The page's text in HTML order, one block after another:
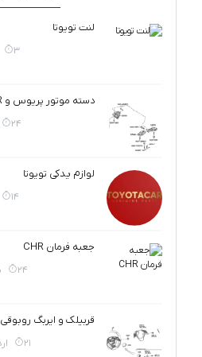
لنت تویوتا
3 مرداد 1405
دسته موتور پریوس و CHR هیبرید
24 خرداد 1405
لوازم یدکی تویوتا
14 آبان 1404
جعبه فرمان CHR
24 شهریور 1404
قربیلک و ایربگ روبوقی CHR
21 اردیبهشت 1404